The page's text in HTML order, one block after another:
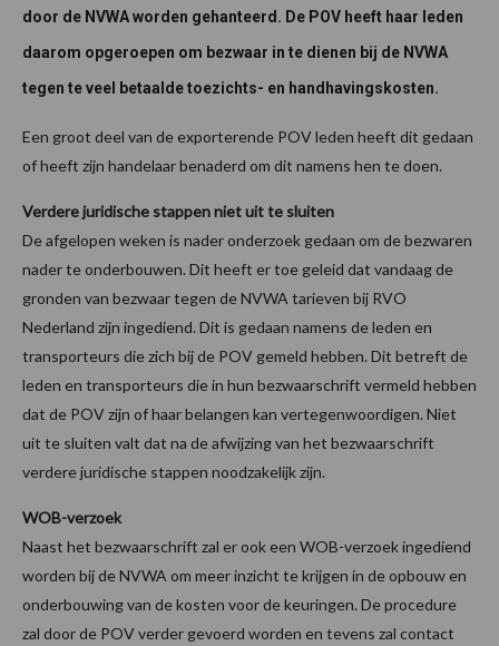
door de NVWA worden gehanteerd. De POV heeft haar leden
daarom opgeroepen om bezwaar in te dienen bij de NVWA
tegen te veel betaalde toezichts- en handhavingskosten.
Een groot deel van de exporterende POV leden heeft dit gedaan
of heeft zijn handelaar benaderd om dit namens hen te doen.
Verdere juridische stappen niet uit te sluiten
De afgelopen weken is nader onderzoek gedaan om de bezwaren
nader te onderbouwen. Dit heeft er toe geleid dat vandaag de
gronden van bezwaar tegen de NVWA tarieven bij RVO
Nederland zijn ingediend. Dit is gedaan namens de leden en
transporteurs die zich bij de POV gemeld hebben. Dit betreft de
leden en transporteurs die in hun bezwaarschrift vermeld hebben
dat de POV zijn of haar belangen kan vertegenwoordigen. Niet
uit te sluiten valt dat na de afwijzing van het bezwaarschrift
verdere juridische stappen noodzakelijk zijn.
WOB-verzoek
Naast het bezwaarschrift zal er ook een WOB-verzoek ingediend
worden bij de NVWA om meer inzicht te krijgen in de opbouw en
onderbouwing van de kosten voor de keuringen. De procedure
zal door de POV verder gevoerd worden en tevens zal contact